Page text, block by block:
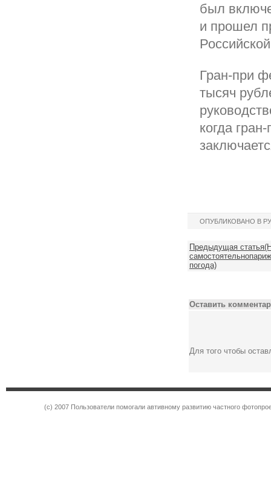
был
и прошел
Гран-при
тысяч
когда
ОПУБЛИКОВАНО В
Предыдущая
погода)
Оставить
Для того чтобы
(c) 2007 Пользователи помогали автивному развитию частного